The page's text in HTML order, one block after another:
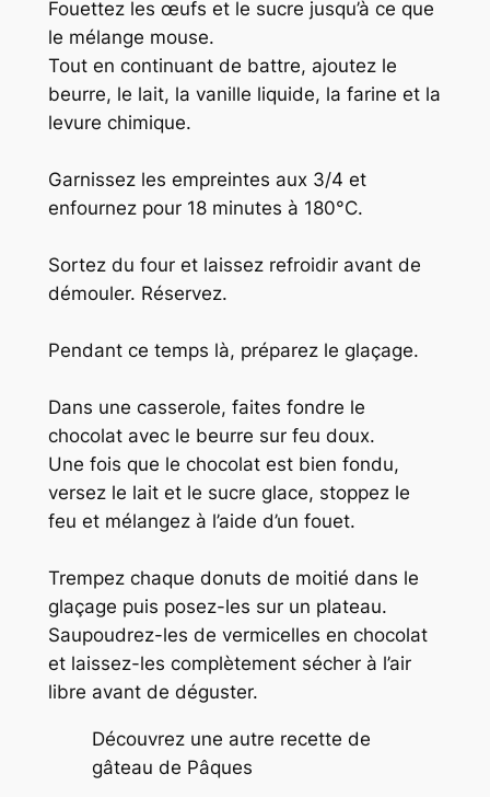
Fouettez les œufs et le sucre jusqu’à ce que
le mélange mouse.
Tout en continuant de battre, ajoutez le
beurre, le lait, la vanille liquide, la farine et la
levure chimique.
Garnissez les empreintes aux 3/4 et
enfournez pour 18 minutes à 180°C.
Sortez du four et laissez refroidir avant de
démouler. Réservez.
Pendant ce temps là, préparez le glaçage.
Dans une casserole, faites fondre le
chocolat avec le beurre sur feu doux.
Une fois que le chocolat est bien fondu,
versez le lait et le sucre glace, stoppez le
feu et mélangez à l’aide d’un fouet.
Trempez chaque donuts de moitié dans le
glaçage puis posez-les sur un plateau.
Saupoudrez-les de vermicelles en chocolat
et laissez-les complètement sécher à l’air
libre avant de déguster.
Découvrez une autre recette de
gâteau de Pâques